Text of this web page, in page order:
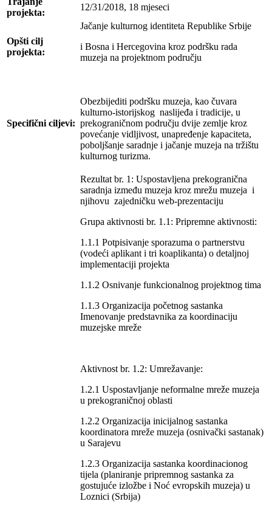
projekta:
12/31/2018, 18 mjeseci
Opšti cilj
projekta:
Jačanje kulturnog identiteta Republike Srbije
i Bosna i Hercegovina kroz podršku rada
muzeja na projektnom području
Specifični ciljevi:
Obezbijediti podršku muzeja, kao čuvara
kulturno-istorijskog naslijeđa i tradicije, u
prekograničnom području dvije zemlje kroz
povećanje vidljivost, unapređenje kapaciteta,
poboljšanje saradnje i jačanje muzeja na tržištu
kulturnog turizma.
Rezultat br. 1: Uspostavljena prekogranična
saradnja između muzeja kroz mrežu muzeja i
njihovu zajedničku web-prezentaciju
Grupa aktivnosti br. 1.1: Pripremne aktivnosti:
1.1.1 Potpisivanje sporazuma o partnerstvu
(vodeći aplikant i tri koaplikanta) o detaljnoj
implementaciji projekta
1.1.2 Osnivanje funkcionalnog projektnog tima
1.1.3 Organizacija početnog sastanka
Imenovanje predstavnika za koordinaciju
muzejske mreže
Aktivnost br. 1.2: Umrežavanje:
1.2.1 Uspostavljanje neformalne mreže muzeja
u prekograničnoj oblasti
1.2.2 Organizacija inicijalnog sastanka
koordinatora mreže muzeja (osnivački sastanak)
u Sarajevu
1.2.3 Organizacija sastanka koordinacionog
tijela (planiranje pripremnog sastanka za
gostujuće izložbe i Noć evropskih muzeja) u
Loznici (Srbija)